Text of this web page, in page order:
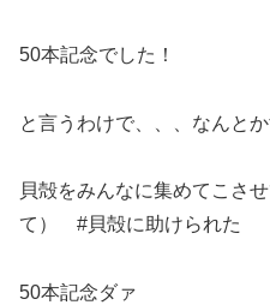
50本記念でした！
と言うわけで、、、なんと
貝殻をみんなに集めてこさ
て） #貝殻に助けられた
50本記念ダァ